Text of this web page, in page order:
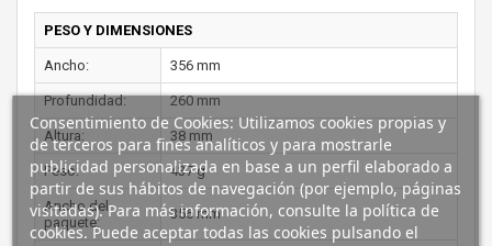
PESO Y DIMENSIONES
Ancho: 356 mm
Profundidad: 260 mm
Altura: 38 mm
Peso: 437 g
Ancho del
paquete:
356 mm
Consentimiento de Cookies: Utilizamos cookies propias y
de terceros para fines analíticos y para mostrarle
publicidad personalizada en base a un perfil elaborado a
partir de sus hábitos de navegación (por ejemplo, páginas
visitadas). Para más información, consulte la política de
cookies. Puede aceptar todas las cookies pulsando el